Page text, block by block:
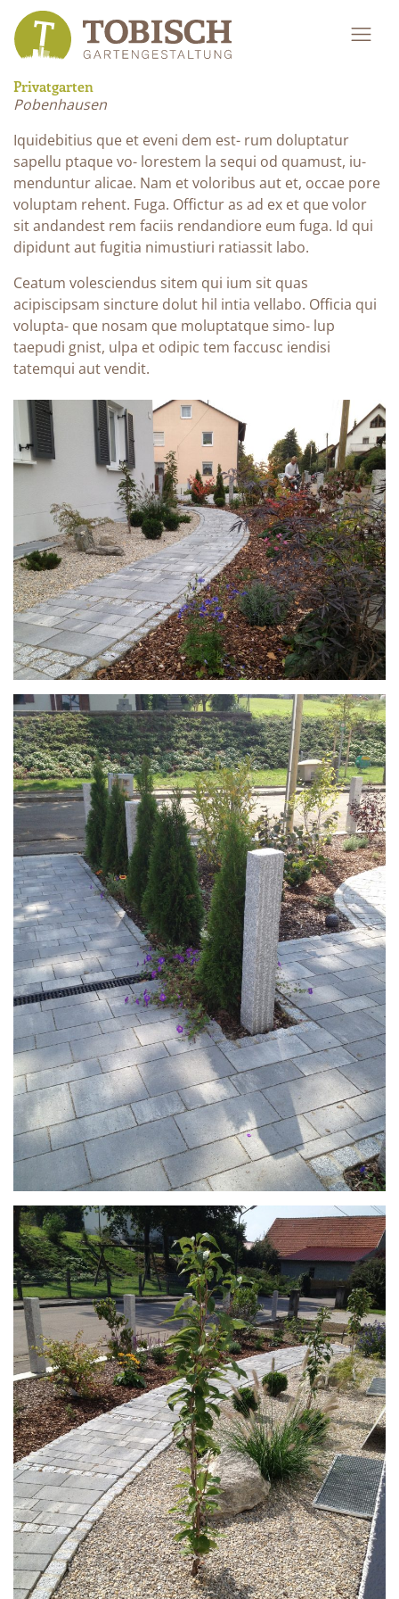
Privatgarten
Pobenhausen
Iquidebitius que et eveni dem est- rum doluptatur
sapellu ptaque vo- lorestem la sequi od quamust, iu-
menduntur alicae. Nam et voloribus aut et, occae pore
voluptam rehent. Fuga. Offictur as ad ex et que volor
sit andandest rem faciis rendandiore eum fuga. Id qui
dipidunt aut fugitia nimustiuri ratiassit labo.
Ceatum volesciendus sitem qui ium sit quas
acipiscipsam sincture dolut hil intia vellabo. Officia qui
volupta- que nosam que moluptatque simo- lup
taepudi gnist, ulpa et odipic tem faccusc iendisi
tatemqui aut vendit.